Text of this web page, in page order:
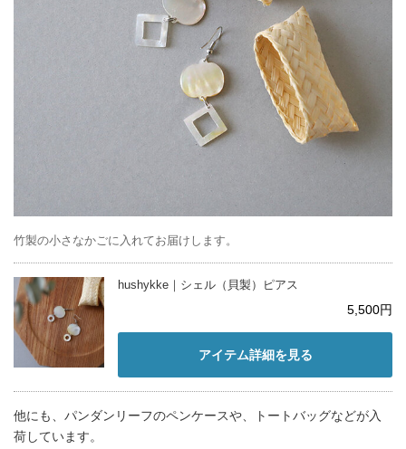
竹製の小さなかごに入れてお届けします。
hushykke｜シェル（貝製）ピアス
5,500円
アイテム詳細を見る
他にも、パンダンリーフのペンケースや、トートバッグなどが入
荷しています。